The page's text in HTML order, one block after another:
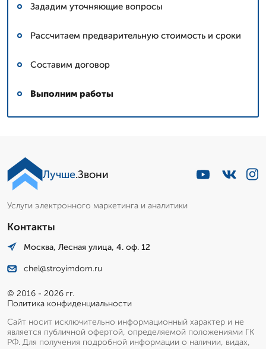
Зададим уточняющие вопросы
Рассчитаем предварительную стоимость и сроки
Составим договор
Выполним работы
Лучше.Звони
Услуги электронного маркетинга и аналитики
Контакты
Москва, Лесная улица, 4. оф. 12
chel@stroyimdom.ru
© 2016 - 2026 гг.
Политика конфиденциальности
Сайт носит исключительно информационный характер и не
является публичной офертой, определяемой положениями ГК
РФ. Для получения подробной информации о наличии, видах,